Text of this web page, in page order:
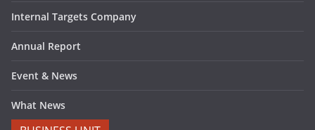
Internal Targets Company
Annual Report
Event & News
What News